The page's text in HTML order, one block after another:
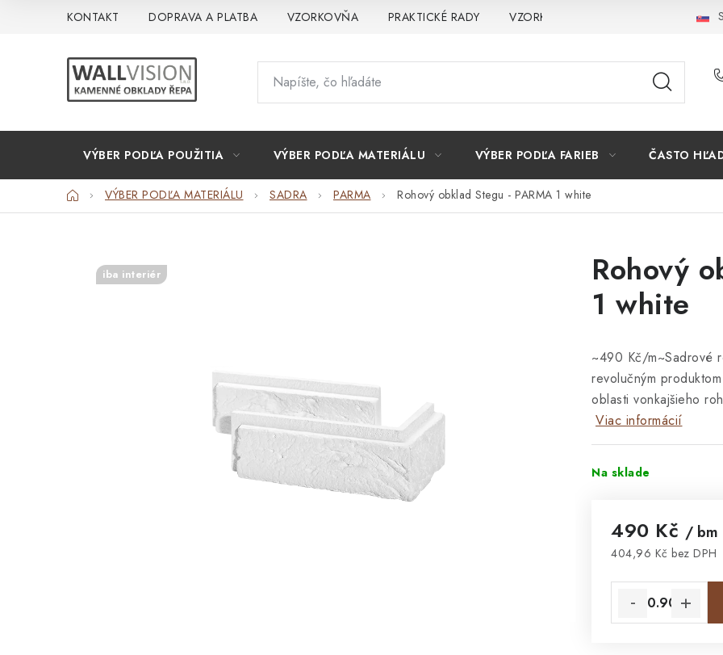
KONTAKT DOPRAVA A PLATBA VZORKOVŇA PRAKTICKÉ RADY VZORKA PREČO
VÝBER PODĽA POUŽITIA VÝBER PODĽA MATERIÁLU VÝBER PODĽA FARIEB ČASTO
DomovVÝBER PODĽA MATERIÁLU SADRA PARMA Rohový obklad Stegu - PARMA 1 white
Rohový
1 white
~490 Kč/m~Sadrové
revolučným
oblasti vonkajšieho
Viac informácií
Na sklade
490 Kč / bm
404,96 Kč bez DPH
iba interiér